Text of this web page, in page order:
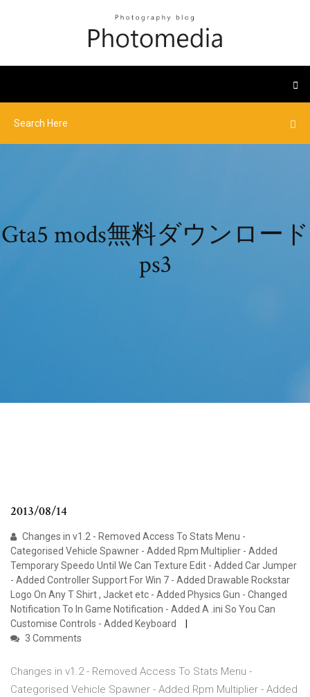
Gta5 mods無料ダウンロード
ps3
2013/08/14
Changes in v1.2 - Removed Access To Stats Menu -
Categorised Vehicle Spawner - Added Rpm Multiplier - Added
Temporary Speedo Until We Can Texture Edit - Added Car Jumper
- Added Controller Support For Win 7 - Added Drawable Rockstar
Logo On Any T Shirt , Jacket etc - Added Physics Gun - Changed
Notification To In Game Notification - Added A .ini So You Can
Customise Controls - Added Keyboard
3 Comments
Changes in v1.2 - Removed Access To Stats Menu -
Categorised Vehicle Spawner - Added Rpm Multiplier - Added